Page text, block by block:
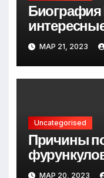
и путь к
МАР 21, 2023
Uncategorised
Причины
МАР 20, 2023